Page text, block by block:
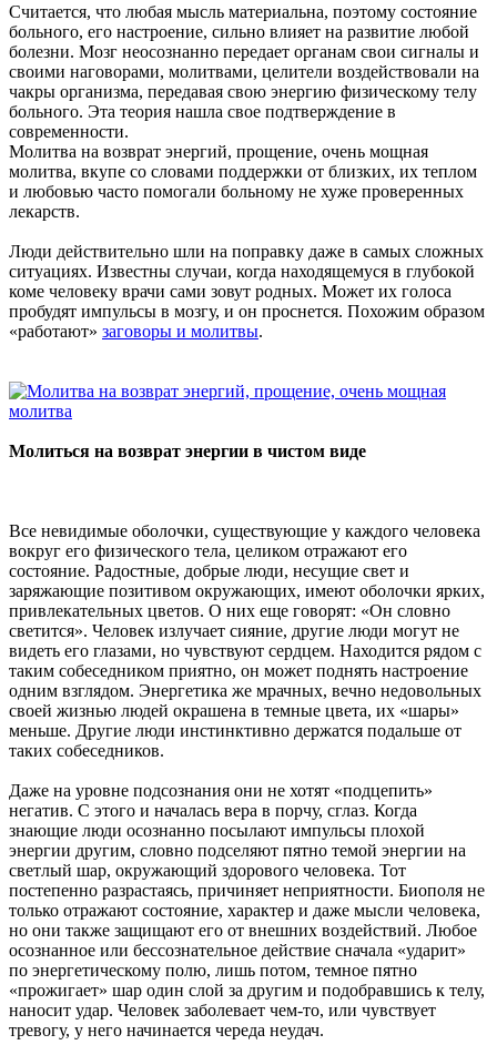
Считается, что любая мысль материальна, поэтому состояние
больного, его настроение, сильно влияет на развитие любой
болезни. Мозг неосознанно передает органам свои сигналы и
своими наговорами, молитвами, целители воздействовали на
чакры организма, передавая свою энергию физическому телу
больного. Эта теория нашла свое подтверждение в
современности.
Молитва на возврат энергий, прощение, очень мощная
молитва, вкупе со словами поддержки от близких, их теплом
и любовью часто помогали больному не хуже проверенных
лекарств.
Люди действительно шли на поправку даже в самых сложных
ситуациях. Известны случаи, когда находящемуся в глубокой
коме человеку врачи сами зовут родных. Может их голоса
пробудят импульсы в мозгу, и он проснется. Похожим образом
«работают» заговоры и молитвы.
Молиться на возврат энергии в чистом виде
Все невидимые оболочки, существующие у каждого человека
вокруг его физического тела, целиком отражают его
состояние. Радостные, добрые люди, несущие свет и
заряжающие позитивом окружающих, имеют оболочки ярких,
привлекательных цветов. О них еще говорят: «Он словно
светится». Человек излучает сияние, другие люди могут не
видеть его глазами, но чувствуют сердцем. Находится рядом с
таким собеседником приятно, он может поднять настроение
одним взглядом. Энергетика же мрачных, вечно недовольных
своей жизнью людей окрашена в темные цвета, их «шары»
меньше. Другие люди инстинктивно держатся подальше от
таких собеседников.
Даже на уровне подсознания они не хотят «подцепить»
негатив. С этого и началась вера в порчу, сглаз. Когда
знающие люди осознанно посылают импульсы плохой
энергии другим, словно подселяют пятно темой энергии на
светлый шар, окружающий здорового человека. Тот
постепенно разрастаясь, причиняет неприятности. Биополя не
только отражают состояние, характер и даже мысли человека,
но они также защищают его от внешних воздействий. Любое
осознанное или бессознательное действие сначала «ударит»
по энергетическому полю, лишь потом, темное пятно
«прожигает» шар один слой за другим и подобравшись к телу,
наносит удар. Человек заболевает чем-то, или чувствует
тревогу, у него начинается череда неудач.